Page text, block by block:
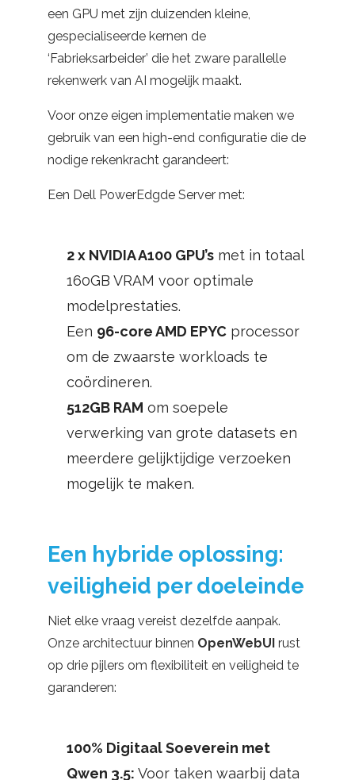
een GPU met zijn duizenden kleine,
gespecialiseerde kernen de
‘Fabrieksarbeider’ die het zware parallelle
rekenwerk van AI mogelijk maakt.
Voor onze eigen implementatie maken we
gebruik van een high-end configuratie die de
nodige rekenkracht garandeert:
Een Dell PowerEdgde Server met:
2 x NVIDIA A100 GPU’s met in totaal
160GB VRAM voor optimale
modelprestaties.
Een 96-core AMD EPYC processor
om de zwaarste workloads te
coördineren.
512GB RAM om soepele
verwerking van grote datasets en
meerdere gelijktijdige verzoeken
mogelijk te maken.
Een hybride oplossing:
veiligheid per doeleinde
Niet elke vraag vereist dezelfde aanpak.
Onze architectuur binnen OpenWebUI rust
op drie pijlers om flexibiliteit en veiligheid te
garanderen:
100% Digitaal Soeverein met
Qwen 3.5: Voor taken waarbij data